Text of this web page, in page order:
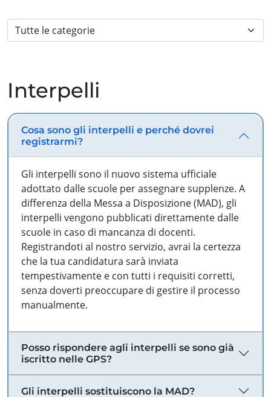
Interpelli
Cosa sono gli interpelli e perché dovrei
registrarmi?
Gli interpelli sono il nuovo sistema ufficiale
adottato dalle scuole per assegnare supplenze. A
differenza della Messa a Disposizione (MAD), gli
interpelli vengono pubblicati direttamente dalle
scuole in caso di mancanza di docenti.
Registrandoti al nostro servizio, avrai la certezza
che la tua candidatura sarà inviata
tempestivamente e con tutti i requisiti corretti,
senza doverti preoccupare di gestire il processo
manualmente.
Posso rispondere agli interpelli se sono già
iscritto nelle GPS?
Gli interpelli sostituiscono la MAD?